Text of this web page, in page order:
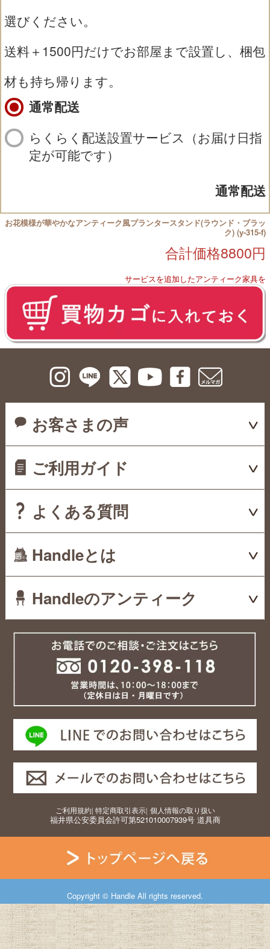
選びください。
送料＋1500円だけでお部屋まで設置し、梱包
材も持ち帰ります。
通常配送
らくらく配送設置サービス（お届け日指
定が可能です）
通常配送
お花模様が華やかなアンティーク風プランタースタンド(ラウンド・ブラッ
ク) (y-315-f)
合計価格8800円
サービスを追加したアンティーク家具を
お客さまの声
ご利用ガイド
よくある質問
Handleとは
Handleのアンティーク
ご利用規約| 特定商取引表示| 個人情報の取り扱い
福井県公安委員会許可第521010007939号 道具商
Copyright © Handle All rights reserved.